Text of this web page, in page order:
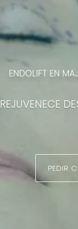
ENDOLIFT EN
REJUVENECE
PEDIR